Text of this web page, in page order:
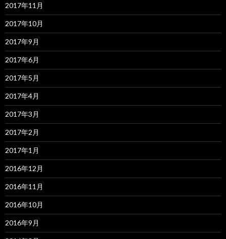
2017年11月
2017年10月
2017年9月
2017年6月
2017年5月
2017年4月
2017年3月
2017年2月
2017年1月
2016年12月
2016年11月
2016年10月
2016年9月